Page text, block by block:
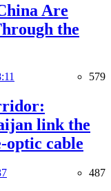
Are
the
579
link the
optic cable
487